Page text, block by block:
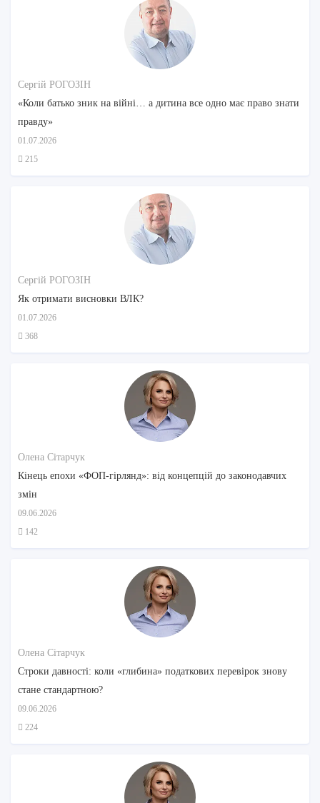
Сергій РОГОЗІН
«Коли батько зник на війні… а дитина все одно має право знати
правду»
01.07.2026
215
Сергій РОГОЗІН
Як отримати висновки ВЛК?
01.07.2026
368
Олена Сітарчук
Кінець епохи «ФОП-гірлянд»: від концепцій до законодавчих
змін
09.06.2026
142
Олена Сітарчук
Строки давності: коли «глибина» податкових перевірок знову
стане стандартною?
09.06.2026
224